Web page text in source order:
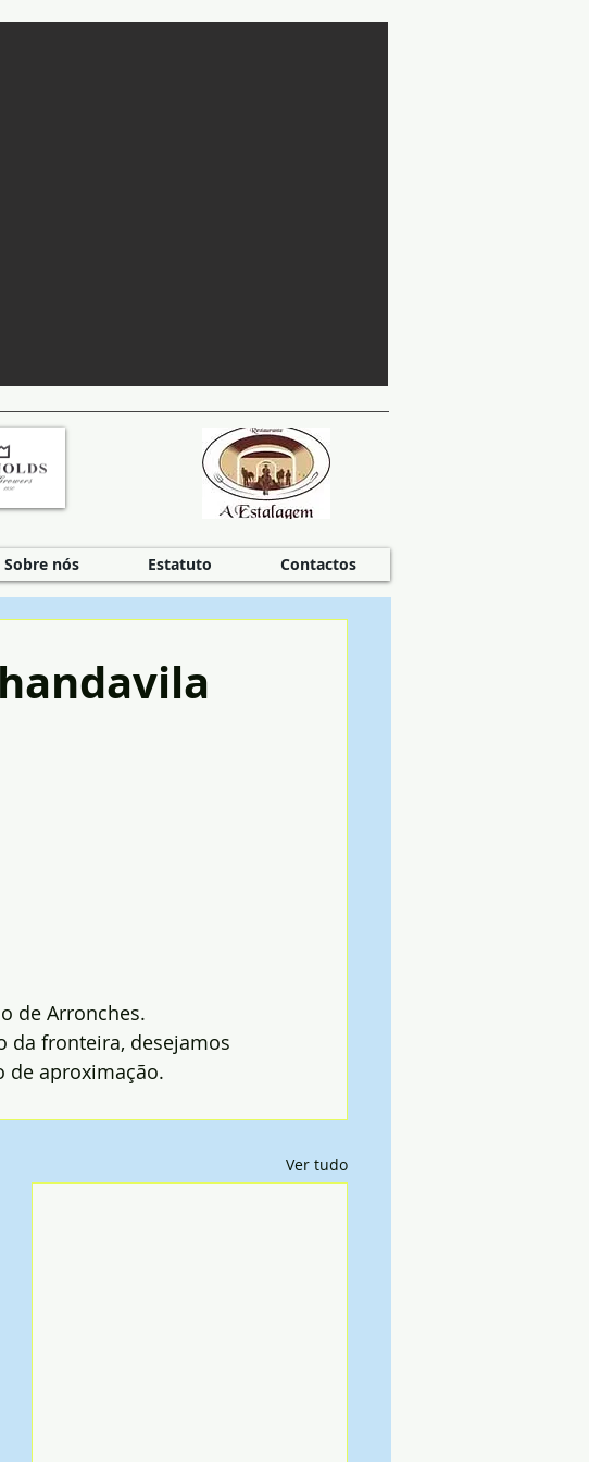
Sobre nós Estatuto Contactos
de Arronches.
da fronteira, desejamos
de aproximação.
Ver tudo